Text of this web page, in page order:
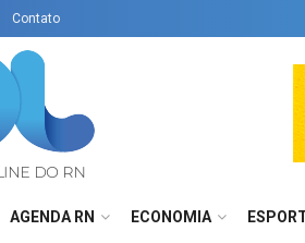
Contato
AGENDA RN ECONOMIA